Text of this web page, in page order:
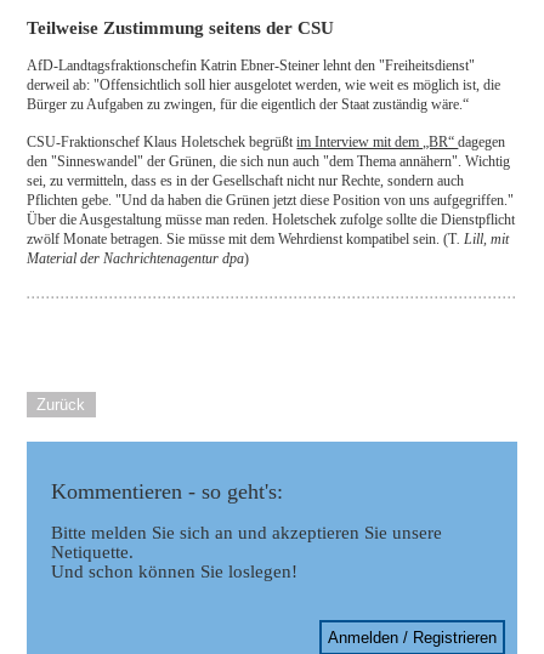
Teilweise Zustimmung seitens der CSU
AfD-Landtagsfraktionschefin Katrin Ebner-Steiner lehnt den "Freiheitsdienst"
derweil ab: "Offensichtlich soll hier ausgelotet werden, wie weit es möglich ist, die
Bürger zu Aufgaben zu zwingen, für die eigentlich der Staat zuständig wäre.“
CSU-Fraktionschef Klaus Holetschek begrüßtim Interview mit dem „BR“dagegen
den "Sinneswandel" der Grünen, die sich nun auch "dem Thema annähern". Wichtig
sei, zu vermitteln, dass es in der Gesellschaft nicht nur Rechte, sondern auch
Pflichten gebe. "Und da haben die Grünen jetzt diese Position von uns aufgegriffen."
Über die Ausgestaltung müsse man reden. Holetschek zufolge sollte die Dienstpflicht
zwölf Monate betragen. Sie müsse mit dem Wehrdienst kompatibel sein. (T. Lill, mit
Material der Nachrichtenagentur dpa)
Zurück
Kommentieren - so geht's:
Bitte melden Sie sich an und akzeptieren Sie unsere
Netiquette.
Und schon können Sie loslegen!
Anmelden / Registrieren